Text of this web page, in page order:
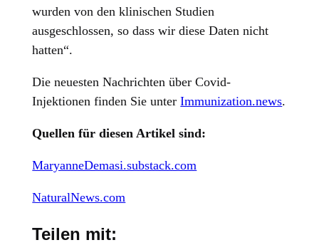
wurden von den klinischen Studien
ausgeschlossen, so dass wir diese Daten nicht
hatten“.
Die neuesten Nachrichten über Covid-
Injektionen finden Sie unterImmunization.news.
Quellen für diesen Artikel sind:
MaryanneDemasi.substack.com
NaturalNews.com
Teilen mit: